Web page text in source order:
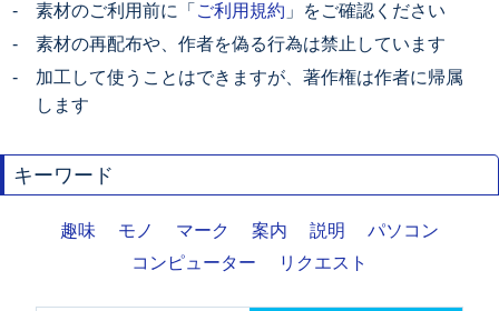
素材のご利用前に「 ご利用規約 」をご確認ください
素材の再配布や、作者を偽る行為は禁止しています
加工して使うことはできますが、著作権は作者に帰属
します
キーワード
趣味 モノ マーク 案内 説明
パソコン
コンピューター
リクエスト